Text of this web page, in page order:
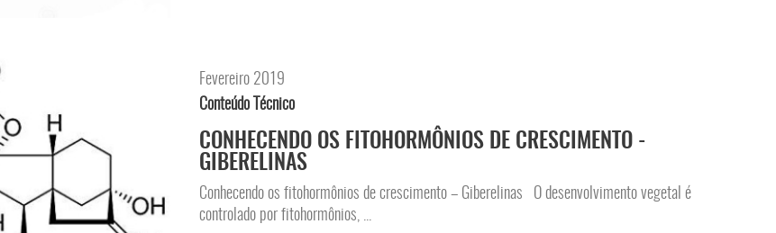
Fevereiro 2019
Conteúdo Técnico
CONHECENDO OS FITOHORMÔNIOS DE CRESCIMENTO -
GIBERELINAS
Conhecendo os fitohormônios de crescimento – Giberelinas O desenvolvimento vegetal é
controlado por fitohormônios, ...